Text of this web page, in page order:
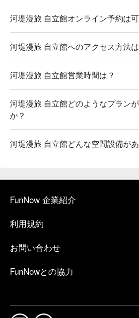
河堤漫旅 自立館オンライン予約は
河堤漫旅 自立館へのアクセス方法
河堤漫旅 自立館営業時間は？
河堤漫旅 自立館どのようなプラン
か？
河堤漫旅 自立館どんな空間設備が
FunNow 企業紹介
利用規約
お問い合わせ
FunNowとの協力